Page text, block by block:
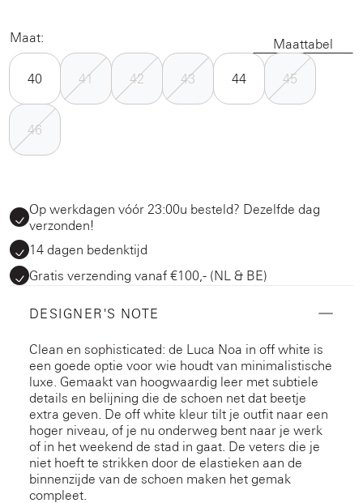
Maat: Maattabel
40 41 42 43 44 45
46
Op werkdagen vóór 23:00u besteld? Dezelfde dag
verzonden!
14 dagen bedenktijd
Gratis verzending vanaf €100,- (NL & BE)
DESIGNER'S NOTE
Clean en sophisticated: de Luca Noa in off white is
een goede optie voor wie houdt van minimalistische
luxe. Gemaakt van hoogwaardig leer met subtiele
details en belijning die de schoen net dat beetje
extra geven. De off white kleur tilt je outfit naar een
hoger niveau, of je nu onderweg bent naar je werk
of in het weekend de stad in gaat. De veters die je
niet hoeft te strikken door de elastieken aan de
binnenzijde van de schoen maken het gemak
compleet.